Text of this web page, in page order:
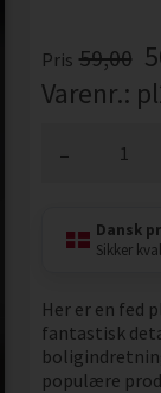
Pris 59,00
Varenr.:
-
Dansk
Sikker
Her er en fed
fantastisk
populære